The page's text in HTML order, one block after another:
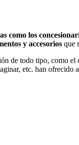
como los
y accesorios que
de todo tipo, como el
etc. han ofrecido